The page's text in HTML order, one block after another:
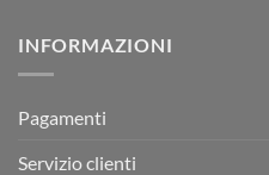
MOTOR
INFORMAZIONI
Pagamenti
Servizio clienti